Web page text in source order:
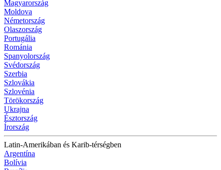
Magyarország
Moldova
Németország
Olaszország
Portugália
Románia
Spanyolország
Svédország
Szerbia
Szlovákia
Szlovénia
Törökország
Ukrajna
Észtország
Írország
Latin-Amerikában és Karib-térségben
Argentína
Bolívia